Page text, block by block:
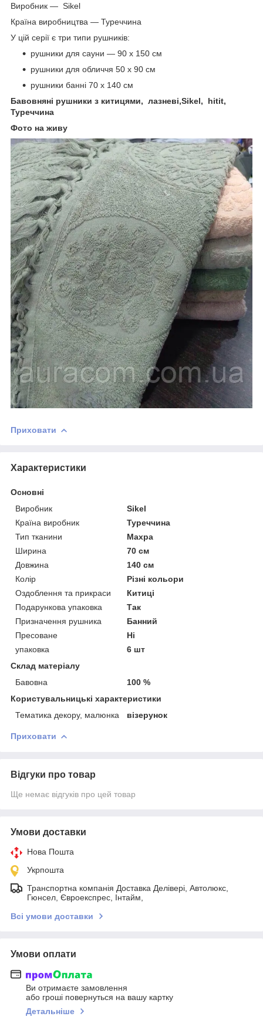
Виробник — Sikel
Країна виробництва — Туреччина
У цій серії є три типи рушників:
рушники для сауни — 90 х 150 см
рушники для обличчя 50 х 90 см
рушники банні 70 х 140 см
Бавовняні рушники з китицями, лазневі,Sikel, hitit,
Туреччина
Фото на живу
Приховати
Характеристики
Основні
Виробник
Sikel
Країна виробник
Туреччина
Тип тканини
Махра
Ширина
70 см
Довжина
140 см
Колір
Різні кольори
Оздоблення та прикраси
Китиці
Подарункова упаковка
Так
Призначення рушника
Банний
Пресоване
Ні
упаковка
6 шт
Склад матеріалу
Бавовна
100 %
Користувальницькі характеристики
Тематика декору, малюнка
візерунок
Приховати
Відгуки про товар
Ще немає відгуків про цей товар
Умови доставки
Нова Пошта
Укрпошта
Транспортна компанія Доставка Делівері, Автолюкс,
Гюнсел, Євроекспрес, Інтайм,
Всі умови доставки
Умови оплати
Ви отримаєте замовлення
або гроші повернуться на вашу картку
Детальніше